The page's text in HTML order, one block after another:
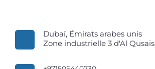
Dubaï, Émirats arabes unis
Zone industrielle 3 d'Al Qusais